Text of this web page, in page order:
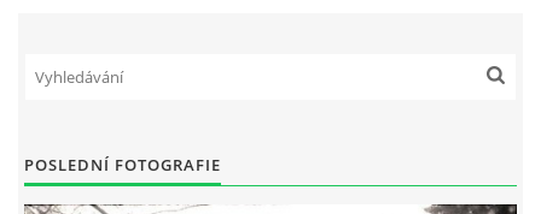
POSLEDNÍ FOTOGRAFIE